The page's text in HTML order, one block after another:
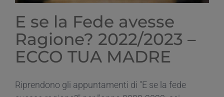
E se la Fede avesse
Ragione? 2022/2023 –
ECCO TUA MADRE
Riprendono gli appuntamenti di "E se la fede